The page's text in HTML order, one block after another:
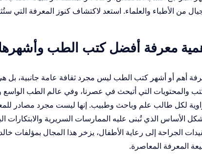
من الأطباء والعلماء. استعد لاكتشاف كنوز المعرفة التي
معرفة أفضل كتب الطب
أهم أو أشهر كتب الطب ليس مجرد ثقافة عامة جانبية،
والمحتويات التي أتيحث في عصرنا، وفي عالم الطب الواسع
لكل طالب علم وباحث وطبيب. إنها ليست مجرد مصادر
الأساس الذي تُبنى عليه الممارسات السريرية والابتكارات
الجراحة إلى رعاية الأطفال، يزخر هذا المجال بمؤلفات
المعرفة المعاصرة.